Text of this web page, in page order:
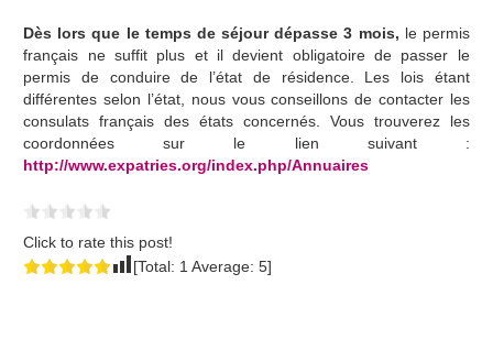
Dès lors que le temps de séjour dépasse 3 mois, le permis
français ne suffit plus et il devient obligatoire de passer le
permis de conduire de l’état de résidence. Les lois étant
différentes selon l’état, nous vous conseillons de contacter les
consulats français des états concernés. Vous trouverez les
coordonnées sur le lien suivant :
http://www.expatries.org/index.php/Annuaires
Click to rate this post!
[Total: 1 Average:5]